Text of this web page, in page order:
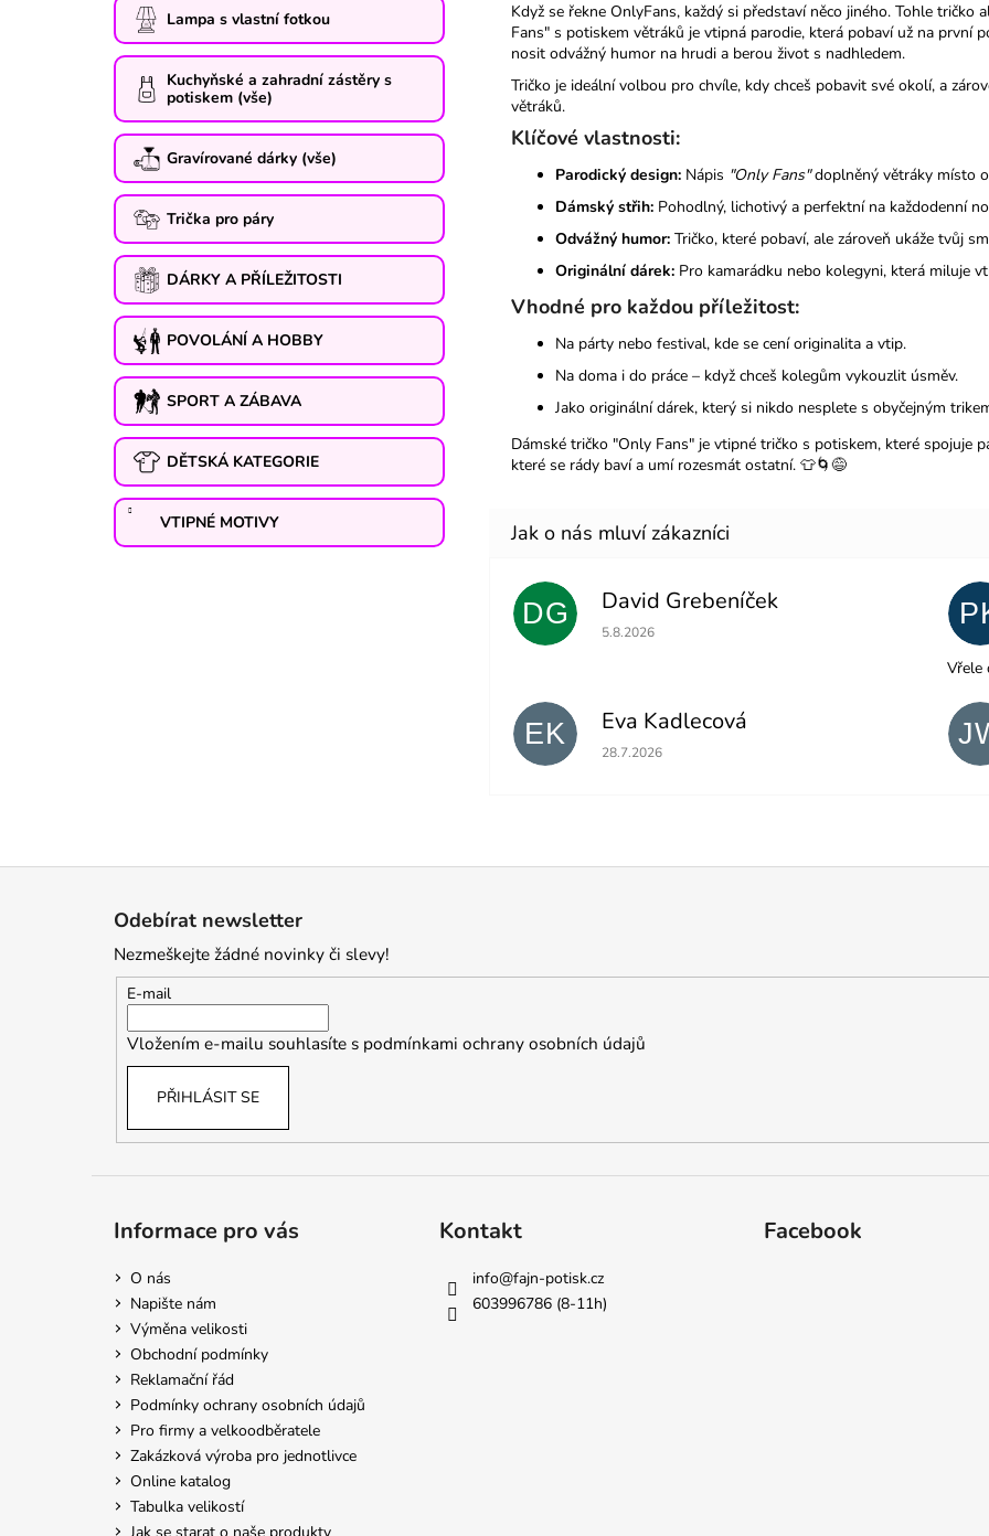
Lampa s vlastní fotkou
Kuchyňské a zahradní zástěry s
potiskem (vše)
Gravírované dárky (vše)
Trička pro páry
DÁRKY A PŘÍLEŽITOSTI
POVOLÁNÍ A HOBBY
SPORT A ZÁBAVA
DĚTSKÁ KATEGORIE
VTIPNÉ MOTIVY
Když se řekne OnlyFans, každý si představí něco jiného. Tohle
Fans" s potiskem větráků je vtipná parodie, která pobaví už na první
nosit odvážný humor na hrudi a berou život s nadhledem.
Tričko je ideální volbou pro chvíle, kdy chceš pobavit své okolí, a
větráků.
Klíčové vlastnosti:
Parodický design: Nápis "Only Fans"doplněný větráky místo
Dámský střih: Pohodlný, lichotivý a perfektní na každodenní
Odvážný humor: Tričko, které pobaví, ale zároveň ukáže tvůj
Originální dárek: Pro kamarádku nebo kolegyni, která miluje
Vhodné pro každou příležitost:
Na párty nebo festival, kde se cení originalita a vtip.
Na doma i do práce – když chceš kolegům vykouzlit úsměv.
Jako originální dárek, který si nikdo nesplete s obyčejným
Dámské tričko "Only Fans" je vtipné tričko s potiskem, které spojuje
které se rády baví a umí rozesmát ostatní. 👕🌀😅
DG David Grebeníček
Hodnocení obchodu je 5 z 5 hvězdiček.
5.8.2026
Vřele
EK Eva Kadlecová
Hodnocení obchodu je 5 z 5 hvězdiček.
28.7.2026
Odebírat newsletter
Nezmeškejte žádné novinky či slevy!
E-mail
Vložením e-mailu souhlasíte s podmínkami ochrany osobních údajů
PŘIHLÁSIT SE
Informace pro vás
O nás
Napište nám
Výměna velikosti
Obchodní podmínky
Reklamační řád
Podmínky ochrany osobních údajů
Pro firmy a velkoodběratele
Zakázková výroba pro jednotlivce
Online katalog
Tabulka velikostí
Jak se starat o naše produkty
Kontakt
info@fajn-potisk.cz
603996786 (8-11h)
Facebook